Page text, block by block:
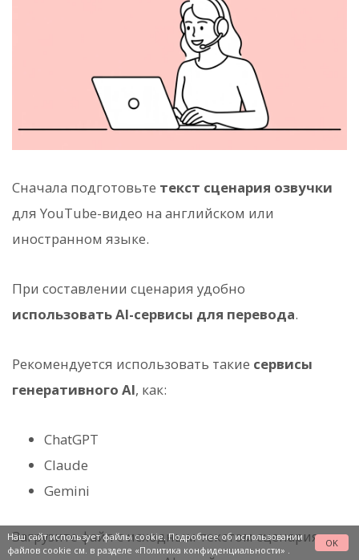
Сначала подготовьте текст сценария озвучки
для YouTube-видео на английском или
иностранном языке.
При составлении сценария удобно
использовать AI-сервисы для перевода.
Рекомендуется использовать такие сервисы
генеративного AI, как:
ChatGPT
Claude
Gemini
Загрузите файл с исходным текстом сценария в
Наш сайт использует файлы cookie. Подробнее об использовании
файлов cookie см. в разделе «Политика конфиденциальности»
OK